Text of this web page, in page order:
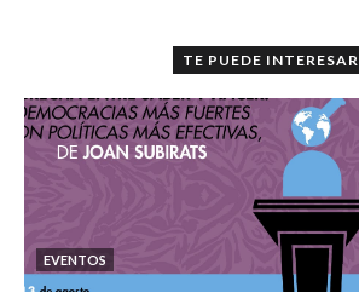
TE PUEDE INTERESAR
EVENTOS